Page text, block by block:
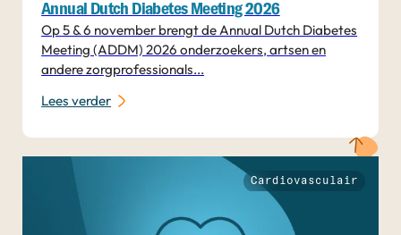
Annual Dutch Diabetes Meeting 2026
Op 5 & 6 november brengt de Annual Dutch Diabetes
Meeting (ADDM) 2026 onderzoekers, artsen en
andere zorgprofessionals...
Lees verder
Cardiovasculair